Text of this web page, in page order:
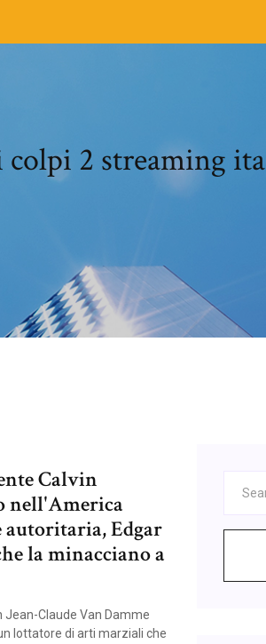
colpi 2 streaming ita
Calvin
nell'America
autoritaria, Edgar
la minacciano a
Claude Van Damme
lottatore di arti marziali che